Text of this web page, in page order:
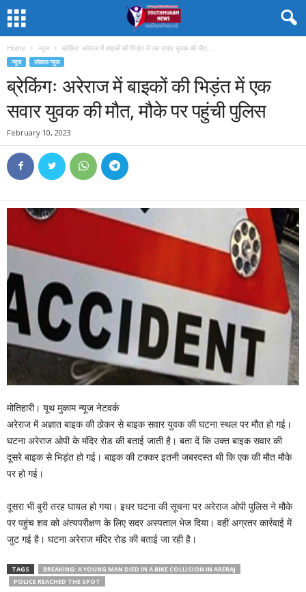
Home न्यूज ब्रेकिंगः अरेराज में बाइकों की भिड़ंत में एक सवार युवक की मौत,...
न्यूज लोकल न्यूज
ब्रेकिंगः अरेराज में बाइकों की भिड़ंत में एक
सवार युवक की मौत, मौके पर पहुंची पुलिस
February 10, 2023
मोतिहारी। यूथ मुकाम न्यूज नेटवर्क
अरेराज में अज्ञात बाइक की ठोकर से बाइक सवार युवक की घटना स्थल पर मौत हो गई।
घटना अरेराज ओपी के मंदिर रोड की बताई जाती है। बता दें कि उक्त बाइक सवार की
दूसरे बाइक से भिड़ंत हो गई। बाइक की टक्कर इतनी जबरदस्त थी कि एक की मौत मौके
पर हो गई।
दूसरा भी बुरी तरह घायल हो गया। इधर घटना की सूचना पर अरेराज ओपी पुलिस ने मौके
पर पहुंच शव को अंत्यपरीक्षण के लिए सदर अस्पताल भेज दिया। वहीं अग्रतर कार्रवाई में
जुट गई है। घटना अरेराज मंदिर रोड की बताई जा रही है।
TAGS
BREAKING: A YOUNG MAN DIED IN A BIKE COLLISION IN ARERAJ
POLICE REACHED THE SPOT